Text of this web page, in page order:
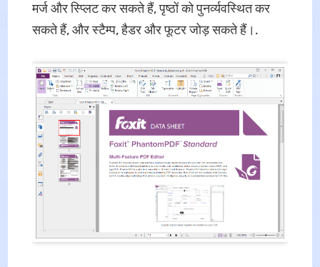
मर्ज और स्प्लिट कर सकते हैं, पृष्ठों को पुनर्व्यवस्थित कर
सकते हैं, और स्टैम्प, हैडर और फूटर जोड़ सकते हैं।.